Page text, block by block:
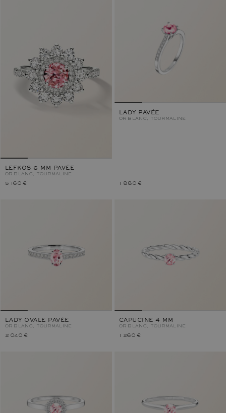
LEFKOS 6 MM PAVÉE
OR BLANC, TOURMALINE
5 160 €
LADY PAVÉE
OR BLANC, TOURMALINE
1 880 €
LADY OVALE PAVÉE
OR BLANC, TOURMALINE
2 040 €
CAPUCINE 4 MM
OR BLANC, TOURMALINE
1 260 €